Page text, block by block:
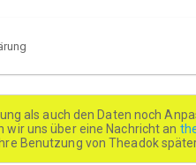
als auch den Daten noch
uns über eine Nachricht an
Benutzung von Theadok